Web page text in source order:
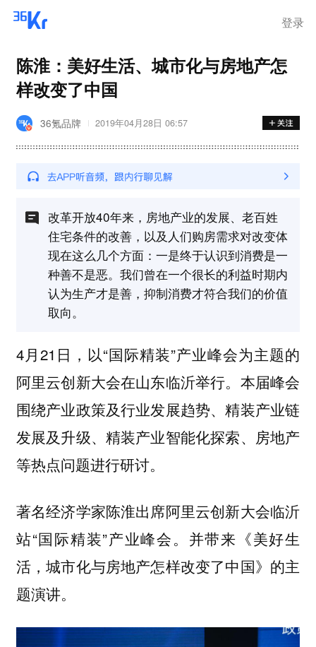
登录
陈淮：美好生活、城市化与房地产怎
样改变了中国
36氪品牌 2019年04月28日 06:57
改革开放40年来，房地产业的发展、老百姓
住宅条件的改善，以及人们购房需求对改变体
现在这么几个方面：一是终于认识到消费是一
种善不是恶。我们曾在一个很长的利益时期内
认为生产才是善，抑制消费才符合我们的价值
取向。
4月21日，以“国际精装”产业峰会为主题的
阿里云创新大会在山东临沂举行。本届峰会
围绕产业政策及行业发展趋势、精装产业链
发展及升级、精装产业智能化探索、房地产
等热点问题进行研讨。
著名经济学家陈淮出席阿里云创新大会临沂
站“国际精装”产业峰会。并带来《美好生
活，城市化与房地产怎样改变了中国》的主
题演讲。